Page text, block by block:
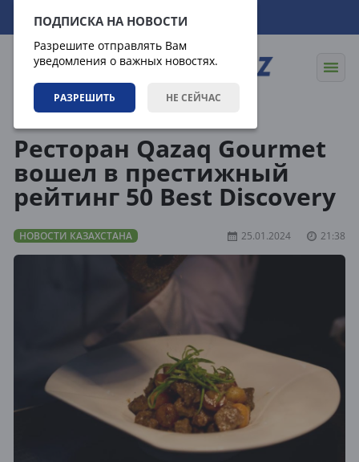
ПОДПИСКА НА НОВОСТИ
Разрешите отправлять Вам
уведомления о важных новостях.
РАЗРЕШИТЬ НЕ СЕЙЧАС
07.08.2026 06:19:46
Ресторан Qazaq Gourmet
вошел в престижный
рейтинг 50 Best Discovery
НОВОСТИ КАЗАХСТАНА 25.01.2024 21:38